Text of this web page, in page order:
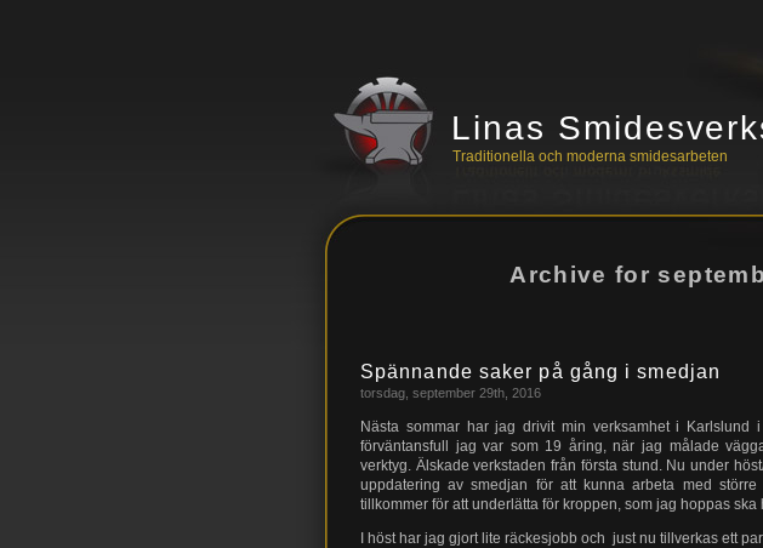
Linas
Traditionella och moderna smidesarbeten
Archive for
Spännande saker på gång i smedjan
torsdag, september 29th, 2016
Nästa sommar har jag drivit min verksamhet i
förväntansfull jag var som 19 åring, när jag målade
verktyg. Älskade verkstaden från första stund. Nu under
uppdatering av smedjan för att kunna arbeta med
tillkommer för att underlätta för kroppen, som jag hoppas
I höst har jag gjort lite räckesjobb och just nu tillverkas ett